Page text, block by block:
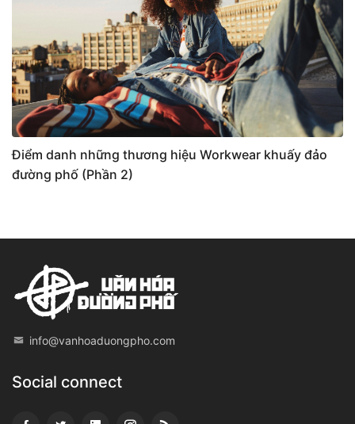
Điểm danh những thương hiệu Workwear khuấy đảo
đường phố (Phần 2)
info@vanhoaduongpho.com
Social connect